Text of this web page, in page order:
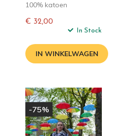
100% katoen
€ 32,00
In Stock
IN WINKELWAGEN
-75%